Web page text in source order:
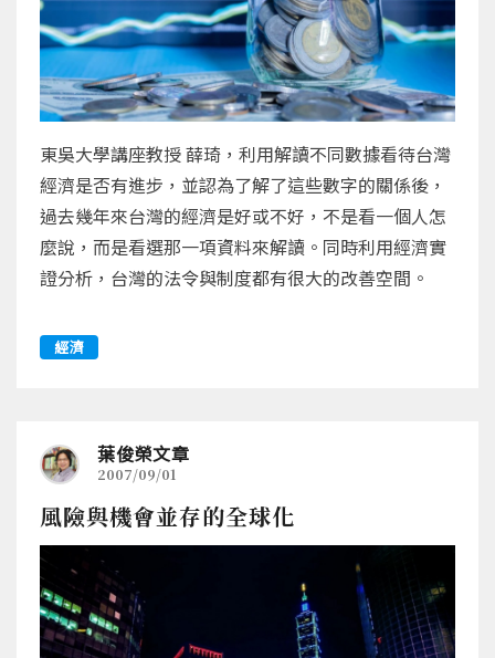
東吳大學講座教授 薛琦，利用解讀不同數據看待台灣
經濟是否有進步，並認為了解了這些數字的關係後，
過去幾年來台灣的經濟是好或不好，不是看一個人怎
麼說，而是看選那一項資料來解讀。同時利用經濟實
證分析，台灣的法令與制度都有很大的改善空間。
經濟
葉俊榮文章
2007/09/01
風險與機會並存的全球化